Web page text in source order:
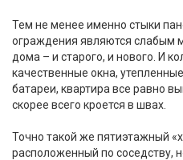
Тем не менее именно стыки
ограждения являются слабым
дома – и старого, и нового. И
качественные окна,
батареи, квартира все равно
скорее всего кроется в швах.
Точно такой же пятиэтажный
расположенный по соседству,